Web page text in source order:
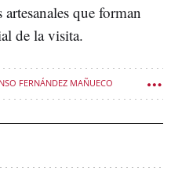
que forman
de la visita.
FERNÁNDEZ MAÑUECO